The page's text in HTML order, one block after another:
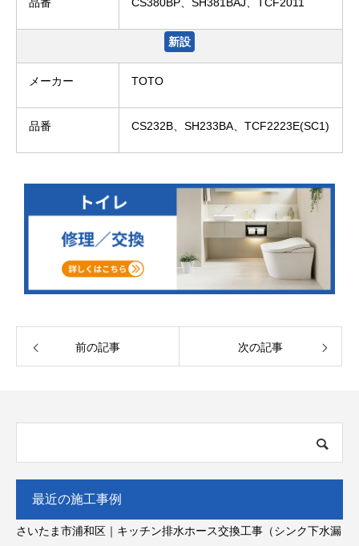
新設
メーカー TOTO
品番 CS232B、SH233BA、TCF2223E(SC1)
前の記事 次の記事
最近の施工事例
さいたま市浦和区｜キッチン排水ホース交換工事（シンク下水漏